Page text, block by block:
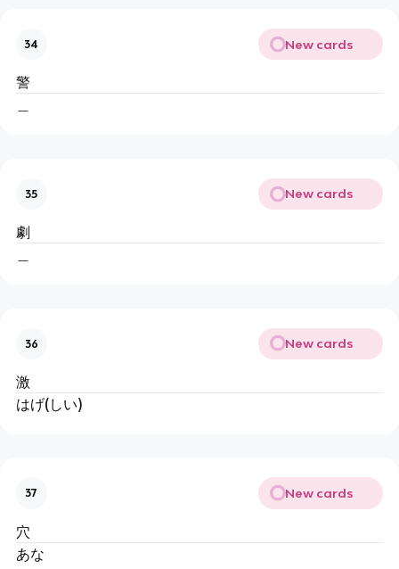
34 New cards
警
35 New cards
劇
36 New cards
激
はげ(しい)
37 New cards
穴
あな